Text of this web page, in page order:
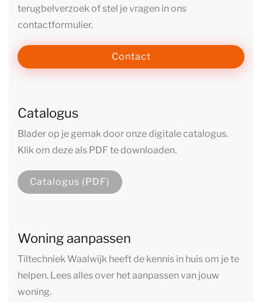
terugbelverzoek of stel je vragen in ons
contactformulier.
Contact
Catalogus
Blader op je gemak door onze digitale catalogus.
Klik om deze als PDF te downloaden.
Catalogus (PDF)
Woning aanpassen
Tiltechniek Waalwijk heeft de kennis in huis om je te
helpen. Lees alles over het aanpassen van jouw
woning.